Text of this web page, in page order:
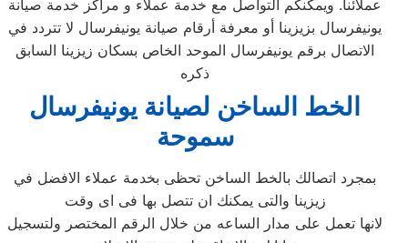
عملائنا. ويمكنكم التواصل مع خدمة عملاء و مراكز خدمة صيانة
يونيفرسال بزيزينا أو معرفة أرقام صيانة يونيفرسال لا تتردد في
الاتصال برقم يونيفرسال الموحد الخاص بسكان زيزينا السابق
ذكره
الخط الساخن لصيانة يونيفرسال
سموحة
بمجرد اتصالك بالخط الساخن تحظى بخدمة عملاء الافضل في
زيزينا والتى يمكنك ان تتصل بها فى اى وقت
لانها تعمل على مدار الساعه من خلال الرقم المختصر ولتسجيل